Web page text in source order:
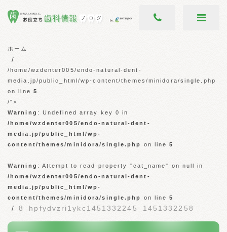
ホーム
/home/wzdenter005/endo-natural-dent-
media.jp/public_html/wp-content/themes/minidora/single.php
on line 5
/">
Warning : Undefined array key 0 in
/home/wzdenter005/endo-natural-dent-
media.jp/public_html/wp-
content/themes/minidora/single.php
on line5
Warning : Attempt to read property "cat_name" on null in
/home/wzdenter005/endo-natural-dent-
media.jp/public_html/wp-
content/themes/minidora/single.php
on line5
8_hpfydvzri1ykc1451332245_1451332258